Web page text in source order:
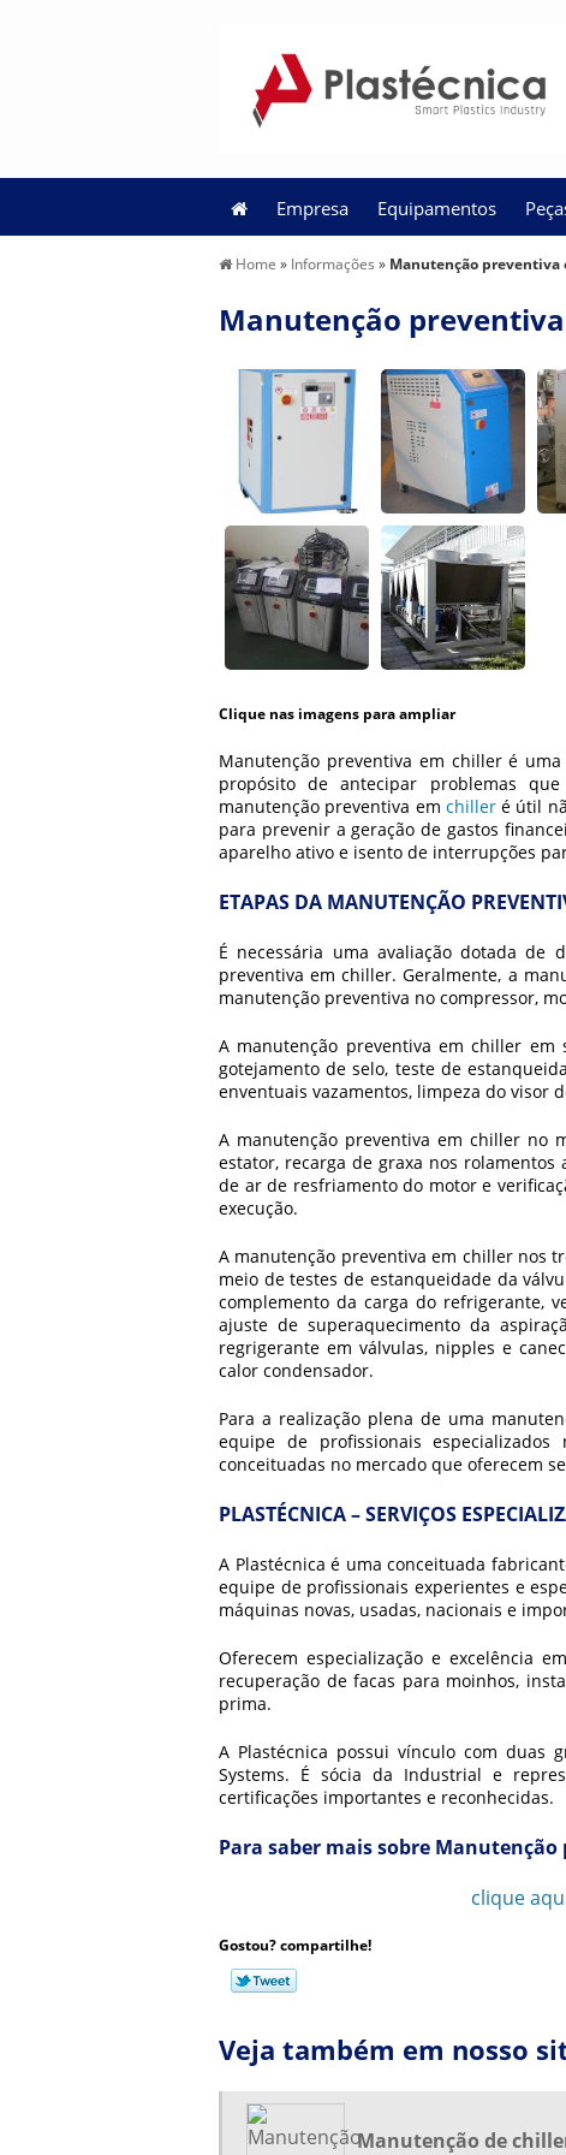
Empresa Equipamentos
Home » Informações » Manutenção preventiva
Manutenção
Clique nas imagens para ampliar
Manutenção preventiva em chiller é
propósito de antecipar problemas
manutenção preventiva em chilleré útil
para prevenir a geração de gastos
aparelho ativo e isento de interrupções
ETAPAS DA MANUTENÇÃO
É necessária uma avaliação dotada de
preventiva em chiller. Geralmente, a
manutenção preventiva no compressor,
A manutenção preventiva em chiller em
gotejamento de selo, teste de
enventuais vazamentos, limpeza do visor
A manutenção preventiva em chillerno
estator, recarga de graxa nos
de ar de resfriamento do motor e
execução.
A manutenção preventiva em chillernos
meio de testes de estanqueidade da
complemento da carga do refrigerante,
ajuste de superaquecimento da
regrigerante em válvulas, nipples e
calor condensador.
Para a realização plena de uma
equipe de profissionais
conceituadas no mercado que oferecem
PLASTÉCNICA – SERVIÇOS
A Plastécnica é uma conceituada
equipe de profissionais experientes e
máquinas novas, usadas, nacionais e
Oferecem especialização e excelência
recuperação de facas para moinhos,
prima.
A Plastécnica possui vínculo com duas
Systems. É sócia da Industrial e
certificações importantes e reconhecidas.
Para saber mais sobre
clique
Gostou? compartilhe!
Veja também em nosso
Manutenção de